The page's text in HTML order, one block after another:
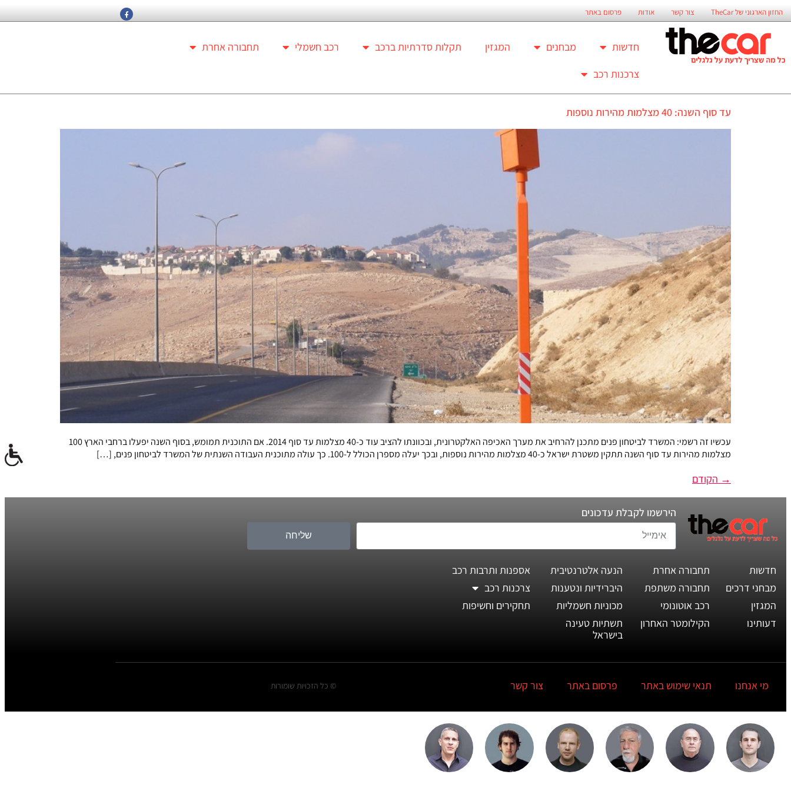
החזון הארגוני של TheCar צור קשר אודות פרסום באתר
חדשות מבחנים המגזין תקלות סדרתיות ברכב רכב חשמלי
תחבורה אחרת
צרכנות רכב
עד סוף השנה: 40 מצלמות מהירות נוספות
עכשיו זה רשמי: המשרד לביטחון פנים מתכנן להרחיב את מערך האכיפה האלקטרונית, ובכוונתו להציב עוד כ-40 מצלמות עד סוף 2014. אם התוכנית תמומש, בסוף השנה יפעלו ברחבי הארץ 100
מצלמות מהירות עד סוף השנה תתקין משטרת ישראל כ-40 מצלמות מהירות נוספות, ובכך יעלה מספרן הכולל ל-100. כך עולה מתוכנית העבודה השנתית של המשרד לביטחון פנים, […]
→ הקודם
הירשמו לקבלת עדכונים
שליחה
חדשות
מבחני דרכים
המגזין
דעותינו
תחבורה אחרת
תחבורה משתפת
רכב אוטונומי
הקילומטר האחרון
הנעה אלטרנטיבית
היברידיות ונטענות
מכוניות חשמליות
תשתיות טעינה
בישראל
אספנות ותרבות רכב
צרכנות רכב
תחקירים וחשיפות
מי אנחנו תנאי שימוש באתר פרסום באתר צור קשר © כל הזכויות שומורות